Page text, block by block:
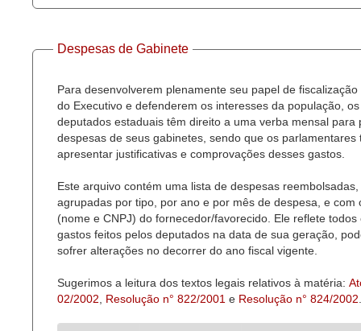
Agenda
Perguntas frequentes
Despesas de Gabinete
Para desenvolverem plenamente seu papel de fiscalização
do Executivo e defenderem os interesses da população, os
deputados estaduais têm direito a uma verba mensal para
despesas de seus gabinetes, sendo que os parlamentares
apresentar justificativas e comprovações desses gastos.
Este arquivo contém uma lista de despesas reembolsadas,
agrupadas por tipo, por ano e por mês de despesa, e com
(nome e CNPJ) do fornecedor/favorecido. Ele reflete todos
gastos feitos pelos deputados na data de sua geração,
sofrer alterações no decorrer do ano fiscal vigente.
Sugerimos a leitura dos textos legais relativos à matéria:
02/2002
Resolução n° 822/2001 e Resolução n° 824/2002